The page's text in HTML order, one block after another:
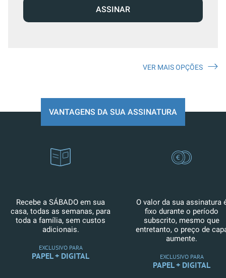
ASSINAR
VER MAIS OPÇÕES
VANTAGENS DA SUA ASSINATURA
Recebe a SÁBADO em sua
casa, todas as semanas, para
toda a família, sem custos
adicionais.
EXCLUSIVO PARA
PAPEL + DIGITAL
O valor da sua assinatura
fixo durante o período
subscrito, mesmo que
entretanto, o preço de
aumente.
EXCLUSIVO PARA
PAPEL + DIGITAL